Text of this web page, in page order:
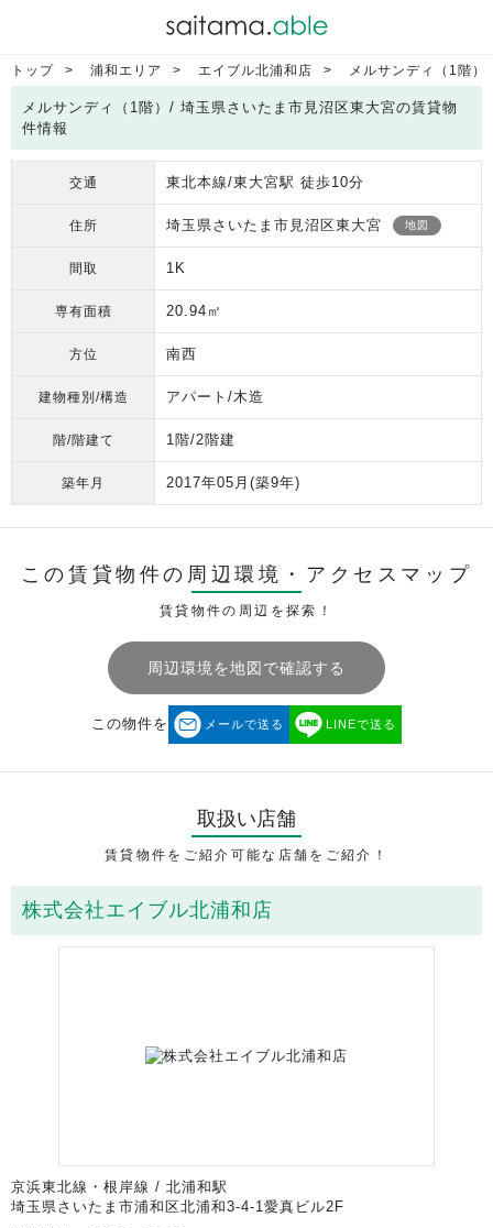
トップ 浦和エリア エイブル北浦和店 メルサンディ（1階）
メルサンディ（1階）/ 埼玉県さいたま市見沼区東大宮の賃貸物
件情報
交通 東北本線/東大宮駅 徒歩10分
住所 埼玉県さいたま市見沼区東大宮 地図
間取 1K
専有面積 20.94㎡
方位 南西
建物種別/構造 アパート/木造
階/階建て 1階/2階建
築年月 2017年05月 (築9年)
この賃貸物件の周辺環境・ アクセスマップ
賃貸物件の周辺を探索！
周辺環境を地図で確認する
この物件を メールで送る LINEで送る
取扱い店舗
賃貸物件をご紹介可能な店舗をご紹介！
株式会社エイブル北浦和店
京浜東北線・根岸線 / 北浦和駅
埼玉県さいたま市浦和区北浦和3-4-1愛真ビル2F